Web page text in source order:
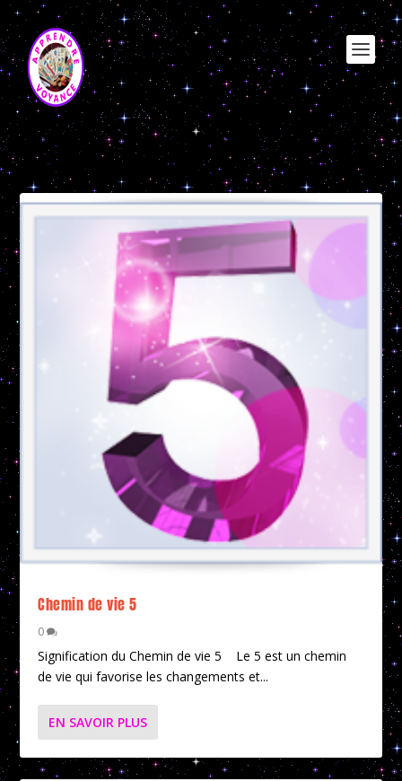
Étiquette :chemin de vie 1
apprendre la voyance
Chemin de vie 5
0
Signification du Chemin de vie 5 Le 5 est un chemin
de vie qui favorise les changements et...
EN SAVOIR PLUS